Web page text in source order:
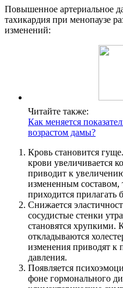
Повышенное артериальное
тахикардия при менопаузе
изменений:
Читайте также:
Как меняется
возрастом дамы?
Кровь становится
крови увеличивается
приводит к
измененным составом,
приходится прилагать
Снижается
сосудистые стенки
становятся хрупкими.
откладываются
изменения приводят к
давления.
Появляется
фоне гормонального